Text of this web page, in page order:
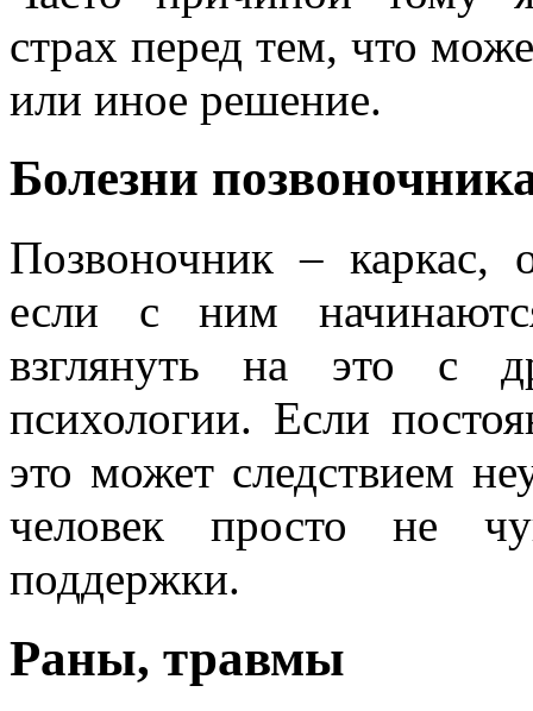
страх перед тем, что
или иное решение.
Болезни
Позвоночник – каркас,
если с ним
взглянуть на это с
психологии. Если
это может следствием
человек просто не
поддержки.
Раны, травмы